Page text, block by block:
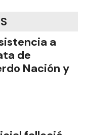
a
de
Nación y